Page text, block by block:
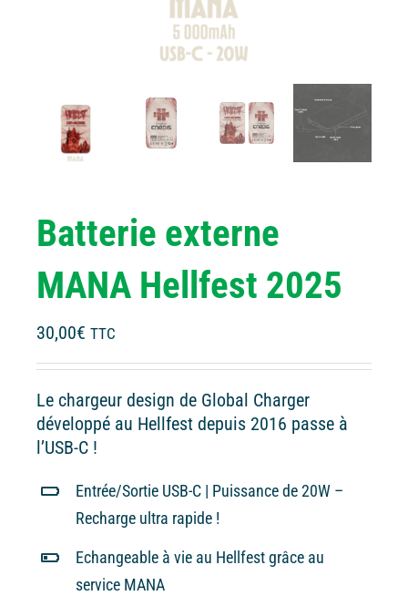
Batterie externe
MANA Hellfest 2025
30,00€ TTC
Le chargeur design de Global Charger
développé au Hellfest depuis 2016 passe à
l’USB-C !
Entrée/Sortie USB-C | Puissance de 20W –
Recharge ultra rapide !
Echangeable à vie au Hellfest grâce au
service MANA